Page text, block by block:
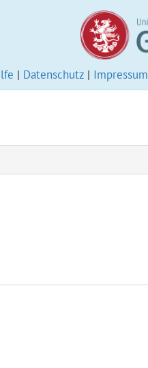
| Datenschutz | Impressum